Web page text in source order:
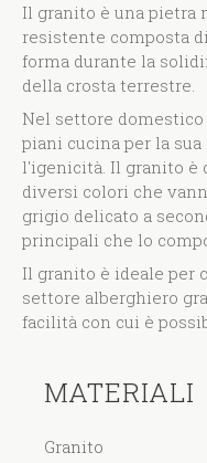
Il granito è una pietra
resistente composta
forma durante la
della crosta terrestre.
Nel settore
piani cucina per la
l'igenicità. Il granito è
diversi colori che
grigio delicato a
principali che lo
Il granito è ideale per
settore alberghiero
facilità con cui è
MATERIALI
Granito